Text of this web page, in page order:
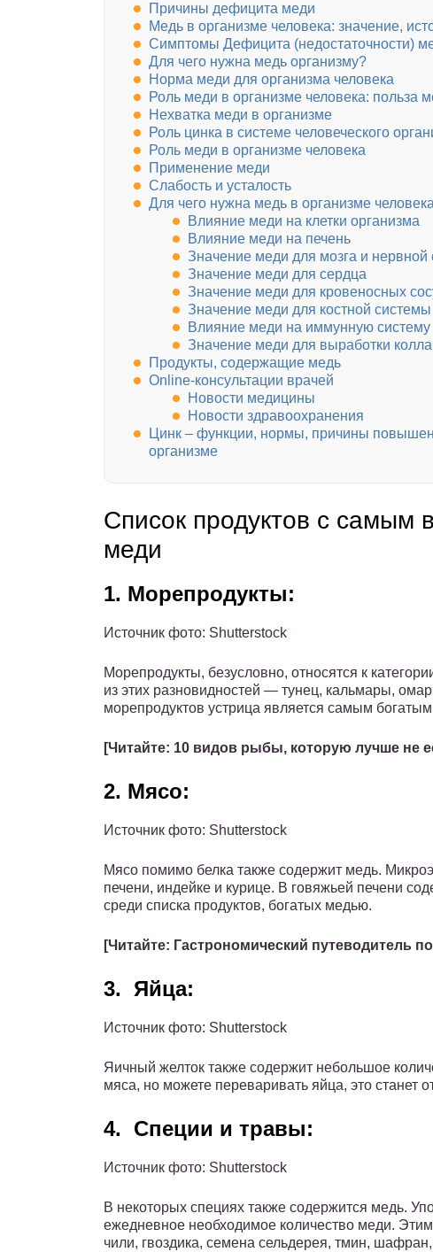
Причины дефицита меди
Медь в организме человека: значение,
Симптомы Дефицита (недостаточности)
Для чего нужна медь организму?
Норма меди для организма человека
Роль меди в организме человека: польза
Нехватка меди в организме
Роль цинка в системе человеческого
Роль меди в организме человека
Применение меди
Слабость и усталость
Для чего нужна медь в организме человека
Влияние меди на клетки организма
Влияние меди на печень
Значение меди для мозга и нервной
Значение меди для сердца
Значение меди для кровеносных
Значение меди для костной системы
Влияние меди на иммунную систему
Значение меди для выработки
Продукты, содержащие медь
Online-консультации врачей
Новости медицины
Новости здравоохранения
Цинк – функции, нормы, причины
организме
Список продуктов с самым
меди
1. Морепродукты:
Источник фото: Shutterstock
Морепродукты, безусловно, относятся к
из этих разновидностей — тунец, кальмары,
морепродуктов устрица является самым
[Читайте: 10 видов рыбы, которую лучше не
2. Мясо:
Источник фото: Shutterstock
Мясо помимо белка также содержит медь.
печени, индейке и курице. В говяжьей печени
среди списка продуктов, богатых медью.
[Читайте: Гастрономический путеводитель
3. Яйца:
Источник фото: Shutterstock
Яичный желток также содержит небольшое
мяса, но можете переваривать яйца, это станет
4. Специи и травы:
Источник фото: Shutterstock
В некоторых специях также содержится медь.
ежедневное необходимое количество меди.
чили, гвоздика, семена сельдерея, тмин,